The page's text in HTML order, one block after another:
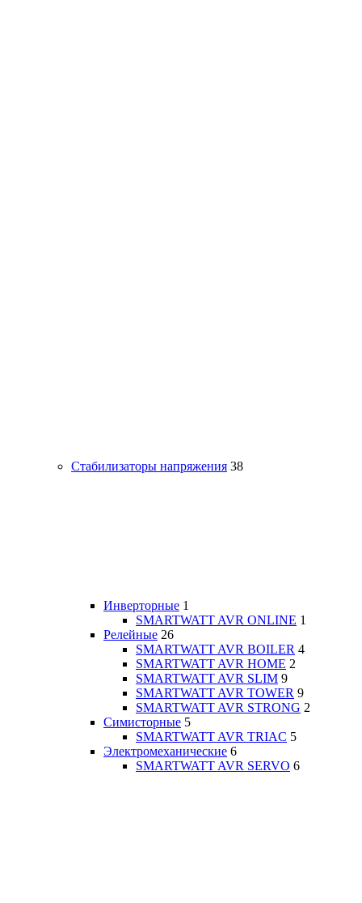
Стабилизаторы напряжения 38
Инверторные 1
SMARTWATT AVR ONLINE 1
Релейные 26
SMARTWATT AVR BOILER 4
SMARTWATT AVR HOME 2
SMARTWATT AVR SLIM 9
SMARTWATT AVR TOWER 9
SMARTWATT AVR STRONG 2
Симисторные 5
SMARTWATT AVR TRIAC 5
Электромеханические 6
SMARTWATT AVR SERVO 6